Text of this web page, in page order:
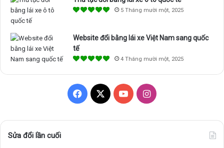
5 Tháng mười một, 2025
Website đổi bằng lái xe Việt Nam sang quốc
tế
4 Tháng mười một, 2025
X
Y
I
Sửa đổi lần cuối